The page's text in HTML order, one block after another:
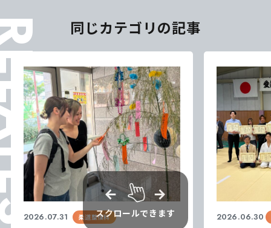
同じカテゴリの記事
2026.07.31 柔道整復科 2026.06.30
スクロールできます